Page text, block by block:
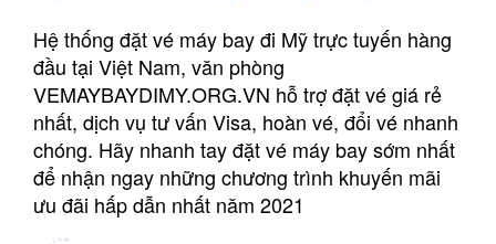
Hệ thống đặt vé máy bay đi Mỹ trực tuyến hàng
đầu tại Việt Nam, văn phòng
VEMAYBAYDIMY.ORG.VN hỗ trợ đặt vé giá rẻ
nhất, dịch vụ tư vấn Visa, hoàn vé, đổi vé nhanh
chóng. Hãy nhanh tay đặt vé máy bay sớm nhất
để nhận ngay những chương trình khuyến mãi
ưu đãi hấp dẫn nhất năm 2021